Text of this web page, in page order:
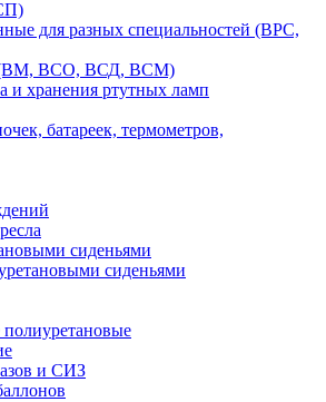
для разных специальностей (ВРС,
(ВМ, ВСО, ВСД, ВСМ)
и хранения ртутных ламп
батареек, термометров,
сиденьями
сиденьями
полиуретановые
и СИЗ